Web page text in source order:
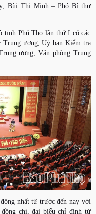
Bùi Thị Minh – Phó Bí thư
tỉnh Phú Thọ lần thứ I có các
Trung ương, Uỷ ban Kiểm tra
ương, Văn phòng Trung
nhất từ trước đến nay với
chí, đại biểu chỉ định từ